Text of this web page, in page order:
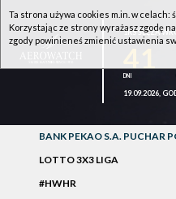
1KS ŚLĘZA
19.09.2026,
BANK PEKAO S.A. PUCHAR
LOTTO 3X3 LIGA
#HWHR
Ta strona używa cookies m.in. w celach:
Korzystając ze strony wyrażasz zgodę
zgody powinieneś zmienić ustawienia